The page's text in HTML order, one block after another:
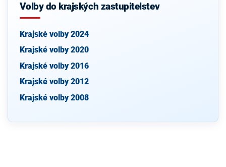
Volby do krajských zastupitelstev
Krajské volby 2024
Krajské volby 2020
Krajské volby 2016
Krajské volby 2012
Krajské volby 2008